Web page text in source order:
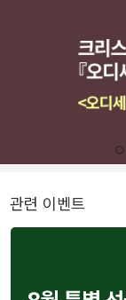
관련 이벤트